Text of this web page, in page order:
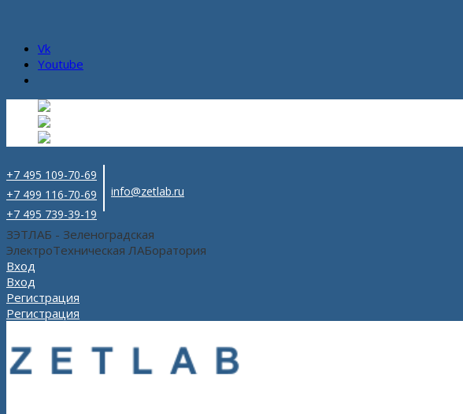
Vk
Youtube
+7 495 109-70-69
+7 499 116-70-69
+7 495 739-39-19
info@zetlab.ru
ЗЭТЛАБ - Зеленоградская
ЭлектроТехническая ЛАБоратория
Вход
Вход
Регистрация
Регистрация